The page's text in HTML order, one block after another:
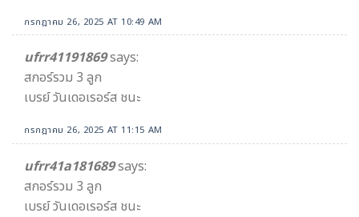
กรกฎาคม 26, 2025 AT 10:49 AM
ufrr41191869says:
สกอร์รวม 3 ลูก
เบรย์ วันเดอเรอร์ส ชนะ
กรกฎาคม 26, 2025 AT 11:15 AM
ufrr41a181689says:
สกอร์รวม 3 ลูก
เบรย์ วันเดอเรอร์ส ชนะ